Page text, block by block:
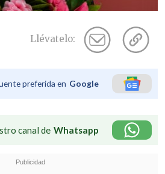
Llévatelo:
preferida en Google
canal de Whatsapp